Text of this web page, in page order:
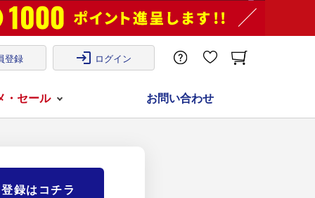
登録 login ログイン
・セール お問い合わせ
録はコチラ